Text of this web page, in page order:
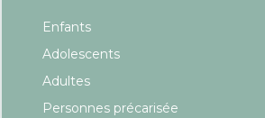
Enfants
Adolescents
Adultes
Personnes précarisée